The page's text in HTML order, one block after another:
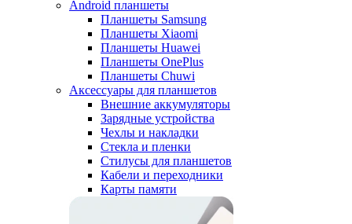
Android планшеты
Планшеты Samsung
Планшеты Xiaomi
Планшеты Huawei
Планшеты OnePlus
Планшеты Chuwi
Аксессуары для планшетов
Внешние аккумуляторы
Зарядные устройства
Чехлы и накладки
Стекла и пленки
Стилусы для планшетов
Кабели и переходники
Карты памяти